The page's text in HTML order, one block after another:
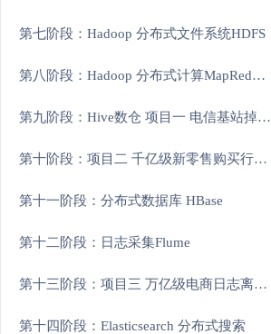
第七阶段：Hadoop 分布式文件系统HDFS
第八阶段：Hadoop 分布式计算MapReduce和资源管理Yarn
第九阶段：Hive数仓 项目一 电信基站掉话率分析实战
第十阶段：项目二 千亿级新零售购买行为分析项目
第十一阶段：分布式数据库 HBase
第十二阶段：日志采集Flume
第十三阶段：项目三 万亿级电商日志离线分析系统
第十四阶段：Elasticsearch 分布式搜索